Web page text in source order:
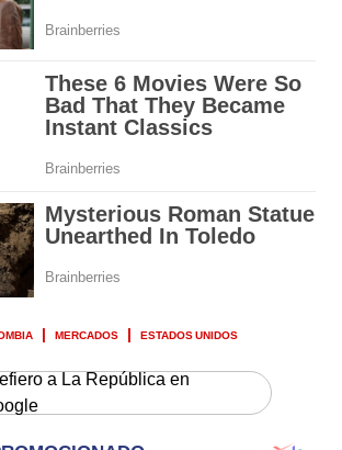
MERCADOS ESTADOS UNIDOS
a La República en